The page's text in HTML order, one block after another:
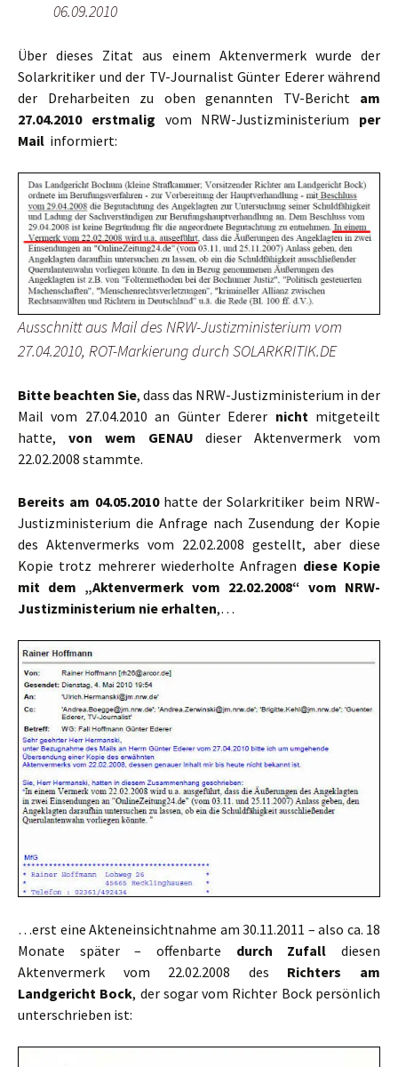
06.09.2010
Über dieses Zitat aus einem Aktenvermerk wurde der
Solarkritiker und der TV-Journalist Günter Ederer während
der Dreharbeiten zu oben genannten TV-Berichtam
27.04.2010 erstmalig vom NRW-Justizministerium per
Mail informiert:
Ausschnitt aus Mail des NRW-Justizministerium vom
27.04.2010, ROT-Markierung durch SOLARKRITIK.DE
Bitte beachten Sie, dass das NRW-Justizministerium in der
Mail vom 27.04.2010 an Günter Ederer nicht mitgeteilt
hatte, von wem GENAU dieser Aktenvermerk vom
22.02.2008 stammte.
Bereits am 04.05.2010hatte der Solarkritiker beim NRW-
Justizministerium die Anfrage nach Zusendung der Kopie
des Aktenvermerks vom 22.02.2008 gestellt, aber diese
Kopie trotz mehrerer wiederholte Anfragen diese Kopie
mit dem „Aktenvermerk vom 22.02.2008“ vom NRW-
Justizministerium nie erhalten,…
…erst eine Akteneinsichtnahme am 30.11.2011 – also ca. 18
Monate später – offenbarte durch Zufall diesen
Aktenvermerk vom 22.02.2008 des Richters am
Landgericht Bock, der sogar vom Richter Bock persönlich
unterschrieben ist: